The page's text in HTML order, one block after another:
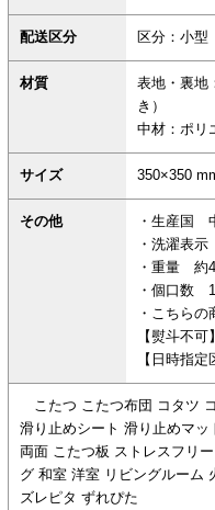
配送区分 区分：小型
材質
表地・裏地
き）
中材：ポリ
サイズ 350×350
その他
・生産国
・洗濯表
・重量 約
・個口数
・こちら
【熨斗不可】
【日時指定
こたつ こたつ布団 コタツ
滑り止めシート 滑り止めマ
両面 こたつ板 ストレスフリ
グ 和室 洋室 リビングルーム
ズレピタ ずれぴた